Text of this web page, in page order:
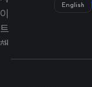
English